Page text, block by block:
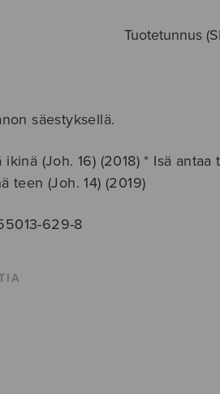
Tuotetunnus
säestyksellä.
ikinä (Joh. 16) (2018) * Isä
teen (Joh. 14) (2019)
629-8